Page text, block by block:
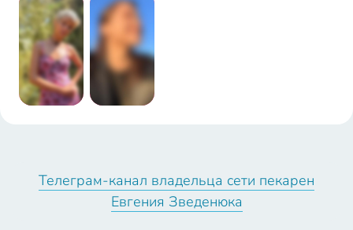
_st
Телеграм-канал владельца сети пекарен
Евгения Зведенюка